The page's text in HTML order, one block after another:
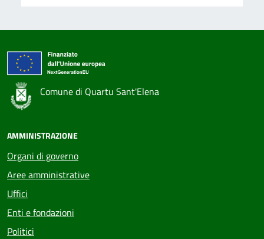
Comune di Quartu Sant'Elena
AMMINISTRAZIONE
Organi di governo
Aree amministrative
Uffici
Enti e fondazioni
Politici